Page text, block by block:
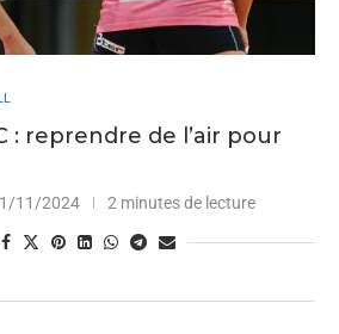
: reprendre de l’air pour
11/2024 2 minutes de lecture